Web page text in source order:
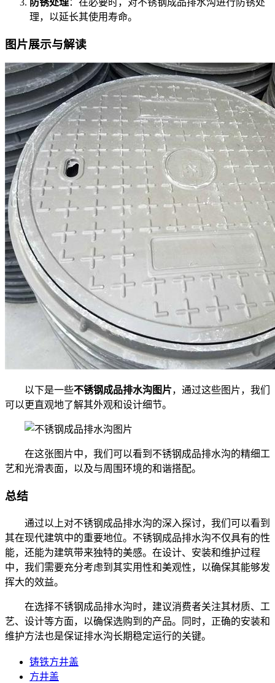
理，以延长其使用寿命。
图片展示与解读
以下是一些不锈钢成品排水沟图片，通过这些图片，我们
可以更直观地了解其外观和设计细节。
在这张图片中，我们可以看到不锈钢成品排水沟的精细工
艺和光滑表面，以及与周围环境的和谐搭配。
总结
通过以上对不锈钢成品排水沟的深入探讨，我们可以看到
其在现代建筑中的重要地位。不锈钢成品排水沟不仅具有的性
能，还能为建筑带来独特的美感。在设计、安装和维护过程
中，我们需要充分考虑到其实用性和美观性，以确保其能够发
挥大的效益。
在选择不锈钢成品排水沟时，建议消费者关注其材质、工
艺、设计等方面，以确保选购到的产品。同时，正确的安装和
维护方法也是保证排水沟长期稳定运行的关键。
铸铁方井盖
方井盖